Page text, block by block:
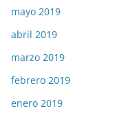
mayo 2019
abril 2019
marzo 2019
febrero 2019
enero 2019